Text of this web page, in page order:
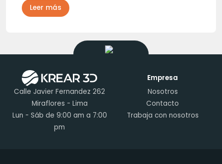
Leer más
Calle Javier Fernandez 262
Miraflores - Lima
Lun - Sáb de 9:00 am a 7:00
pm
Empresa
Nosotros
Contacto
Trabaja con nosotros